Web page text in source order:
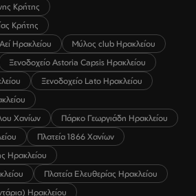
Κρήτης
Κρήτης
Ηρακλείου
Μύλος club Ηρακλείου
Ξενοδοχείο Astoria Capsis Ηρακλείου
Ξενοδοχείο Lato Ηρακλείου
Χανίων
Πάρκο Γεωργιάδη Ηρακλείου
Πλατεία 1866 Χανίων
Ηρακλείου
Πλατεία Ελευθερίας Ηρακλείου
Ηρακλείου